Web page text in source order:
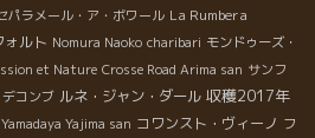
パラメール・ア・ボワール La Rumbera
ォルト Nomura Naoko charibari モンドゥーズ・
et Nature Crosse Road Arima san サンフ
コンブ ルネ・ジャン・ダール 収穫2017年
Yamadaya Yajima san コワンスト・ヴィーノ フ